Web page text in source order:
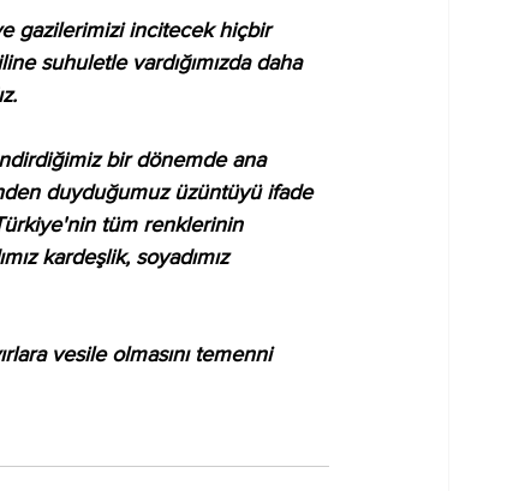
gazilerimizi incitecek hiçbir
suhuletle vardığımızda daha
bir dönemde ana
duyduğumuz üzüntüyü ifade
tüm renklerinin
kardeşlik, soyadımız
vesile olmasını temenni